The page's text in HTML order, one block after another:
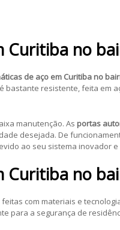
Curitiba no
de aço em Curitiba no
é bastante resistente, feita em
manutenção. As portas
desejada. De
ao seu sistema inovador e
Curitiba no
com materiais e
para a segurança de